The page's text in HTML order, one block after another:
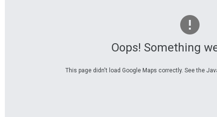
Oops! Something
This page didn't load Google Maps correctly. See the